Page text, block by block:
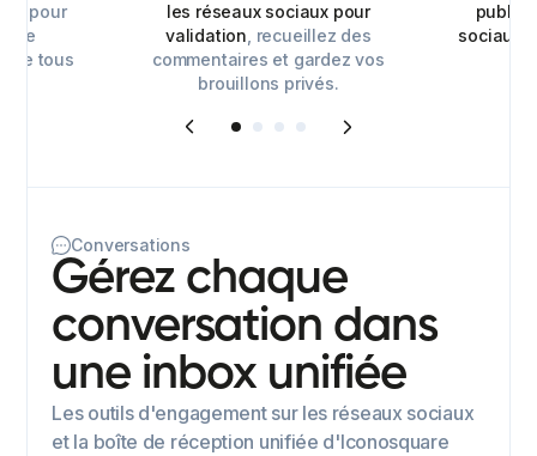
pour
vue
de tous
les réseaux sociaux pour
validation , recueillez des
commentaires et gardez vos
brouillons privés.
sociaux
Conversations
Gérez chaque
conversation dans
une inbox unifiée
Les outils d'engagement sur les réseaux sociaux
et la boîte de réception unifiée d'Iconosquare